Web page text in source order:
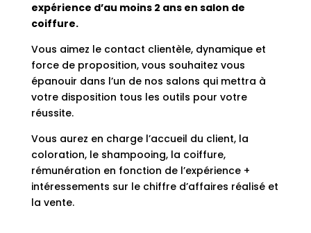
expérience d’au moins 2 ans en salon de
coiffure.
Vous aimez le contact clientèle, dynamique et
force de proposition, vous souhaitez vous
épanouir dans l’un de nos salons qui mettra à
votre disposition tous les outils pour votre
réussite.
Vous aurez en charge l’accueil du client, la
coloration, le shampooing, la coiffure,
rémunération en fonction de l’expérience +
intéressements sur le chiffre d’affaires réalisé et
la vente.